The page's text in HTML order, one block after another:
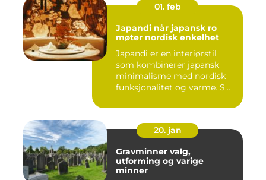
01. feb
Japandi når japansk ro
møter nordisk enkelhet
Japandi er en interiørstil
som kombinerer japansk
minimalisme med nordisk
funksjonalitet og varme. S...
20. jan
Gravminner valg,
utforming og varige
minner